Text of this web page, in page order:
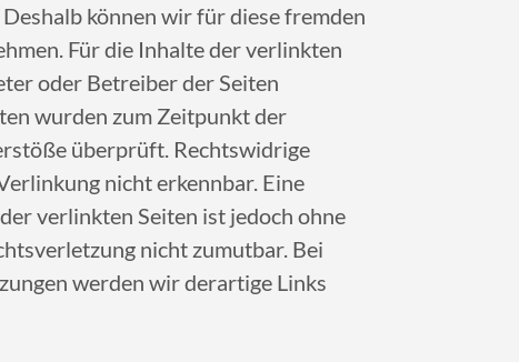
können wir für diese fremden
Für die Inhalte der verlinkten
oder Betreiber der Seiten
wurden zum Zeitpunkt der
überprüft. Rechtswidrige
nicht erkennbar. Eine
verlinkten Seiten ist jedoch ohne
nicht zumutbar. Bei
werden wir derartige Links